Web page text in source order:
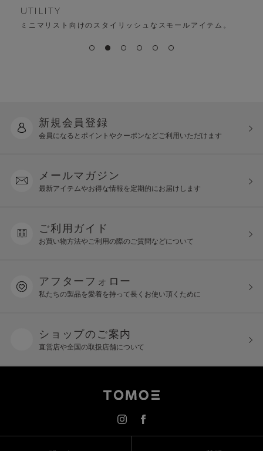
UTILITY
ミニマリスト向けのスタイリッシュなスモールアイテム。
新規会員登録
会員になるとポイントやクーポンなどご利用いただけます
メールマガジン
最新アイテムやお得な情報を定期的にお届けします
ご利用ガイド
お買い物方法やご利用の際のご質問などについて
アフターフォロー
私たちの製品を愛着を持って長くお使い頂くために
ショップのご案内
直営店や全国の取扱店舗について